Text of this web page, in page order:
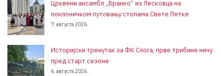
Црквени ансамбл „Бранко“ из Лесковца на
поклоничком путовању стопама Свете Петке
7. августа 2026.
Историјски тренутак за ФК Слога, прве трибине ничу
пред старт сезоне
6. августа 2026.